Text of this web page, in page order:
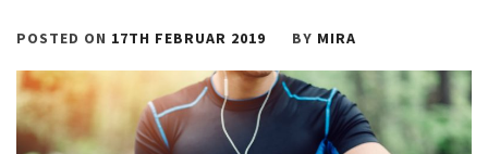
POSTED ON 17TH FEBRUAR 2019 BY MIRA